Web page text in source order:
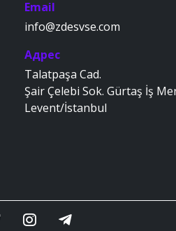
Email
info@zdesvse.com
Адрес
Talatpaşa Cad.
Şair Çelebi Sok. Gürtaş İş
Levent/İstanbul